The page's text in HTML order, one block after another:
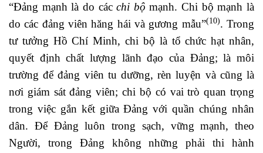
“Đảng mạnh là do cácchi bộ mạnh. Chi bộ mạnh là
do các đảng viên hăng hái và gương mẫu”(10). Trong
tư tưởng Hồ Chí Minh, chi bộ là tổ chức hạt nhân,
quyết định chất lượng lãnh đạo của Đảng; là môi
trường để đảng viên tu dưỡng, rèn luyện và cũng là
nơi giám sát đảng viên; chi bộ có vai trò quan trọng
trong việc gắn kết giữa Đảng với quần chúng nhân
dân. Để Đảng luôn trong sạch, vững mạnh, theo
Người, trong Đảng không những phải thi hành